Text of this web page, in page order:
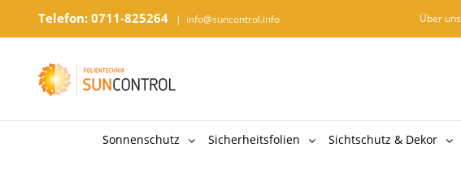
Telefon: 0711-825264 | info@suncontrol.info Über uns
Sonnenschutz Sicherheitsfolien Sichtschutz & Dekor